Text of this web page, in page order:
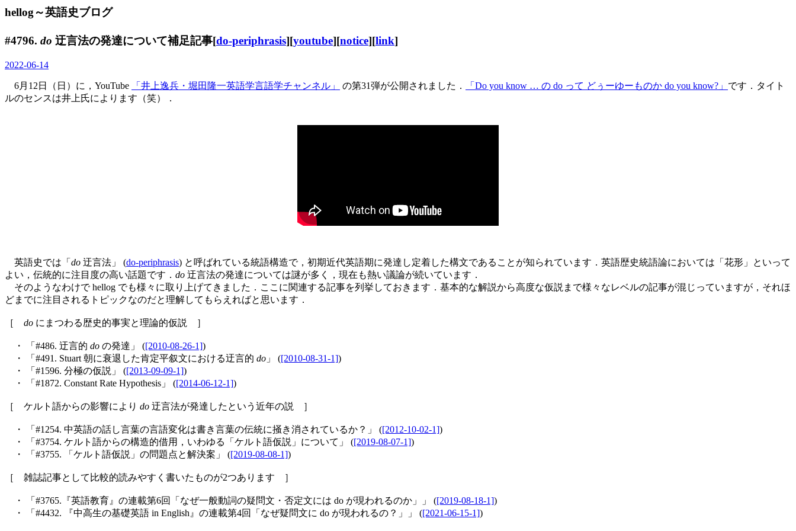
hellog～英語史ブログ
#4796. do 迂言法の発達について補足記事[do-periphrasis][youtube][notice][link]
2022-06-14
6月12日（日）に，YouTube 「井上逸兵・堀田隆一英語学言語学チャンネル」 の第31弾が公開されました． 「Do you know … の do って どぅーゆーものか do you know?」 です．タイト
ルのセンスは井上氏によります（笑）．
英語史では「 do 迂言法」 (do-periphrasis) と呼ばれている統語構造で，初期近代英語期に発達し定着した構文であることが知られています．英語歴史統語論においては「花形」といって
よい，伝統的に注目度の高い話題です． do 迂言法の発達については謎が多く，現在も熱い議論が続いています．
そのようなわけで hellog でも様々に取り上げてきました．ここに関連する記事を列挙しておきます．基本的な解説から高度な仮説まで様々なレベルの記事が混じっていますが，それほ
どまでに注目されるトピックなのだと理解してもらえればと思います．
［ do にまつわる歴史的事実と理論的仮説 ］
・ 「#486. 迂言的 do の発達」 ([2010-08-26-1])
・ 「#491. Stuart 朝に衰退した肯定平叙文における迂言的 do 」 ([2010-08-31-1])
・ 「#1596. 分極の仮説」 ([2013-09-09-1])
・ 「#1872. Constant Rate Hypothesis」 ([2014-06-12-1])
［ ケルト語からの影響により do 迂言法が発達したという近年の説 ］
・ 「#1254. 中英語の話し言葉の言語変化は書き言葉の伝統に掻き消されているか？」 ([2012-10-02-1])
・ 「#3754. ケルト語からの構造的借用，いわゆる「ケルト語仮説」について」 ([2019-08-07-1])
・ 「#3755. 「ケルト語仮説」の問題点と解決案」 ([2019-08-08-1])
［ 雑誌記事として比較的読みやすく書いたものが2つあります ］
・ 「#3765.『英語教育』の連載第6回「なぜ一般動詞の疑問文・否定文には do が現われるのか」」 ([2019-08-18-1])
・ 「#4432. 『中高生の基礎英語 in English』の連載第4回「なぜ疑問文に do が現われるの？」」 ([2021-06-15-1])